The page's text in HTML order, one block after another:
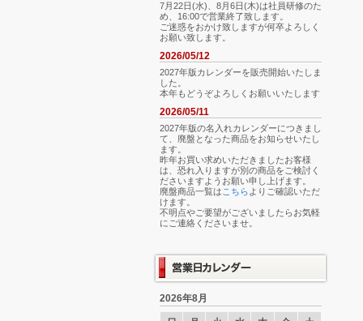
7月22日(水)、8月6日(木)は社員研修のた
め、16:00で営業終了致します。
ご迷惑をおかけ致しますが何卒よろしく
お願い致します。
2026/05/12
2027年版カレンダーを販売開始いたしま
した。
本年もどうぞよろしくお願いいたします
2026/05/11
2027年版の名入れカレンダーにつきまし
て、廃盤となった商品をお知らせいたし
ます。
昨年お買い求めいただきましたお客様
は、恐れ入りますが別の商品をご検討く
ださいますようお願い申し上げます。
廃盤商品一覧は こちら よりご確認いただ
けます。
不明点やご要望がございましたらお気軽
にご連絡くださいませ。
2026年8月